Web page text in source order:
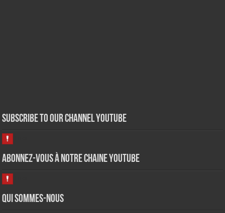
Subscribe to our Channel Youtube
Abonnez-vous à notre chaine Youtube
Qui sommes-nous